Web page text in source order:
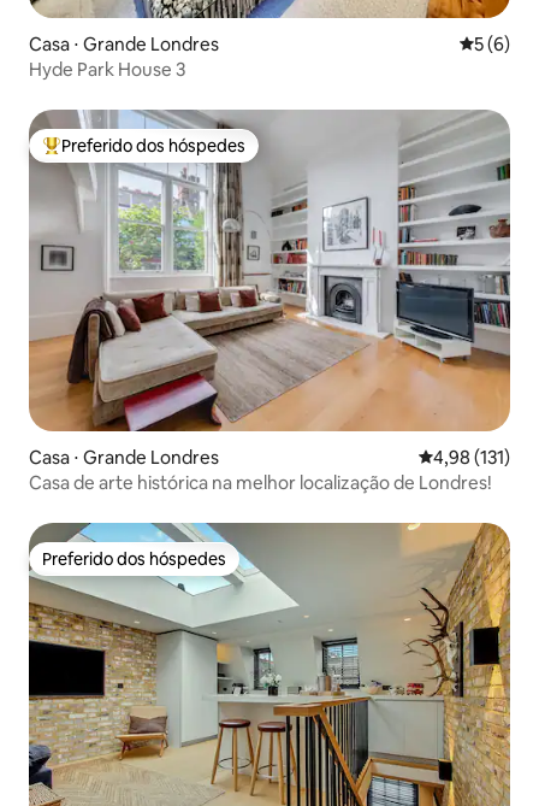
Casa ⋅ Grande Londres 5 de
5 (6)
Hyde Park House 3
Entre os melhores preferidos dos hóspedes
Preferido dos hóspedes
Casa ⋅ Grande Londres 4,98 de uma
4,98 (131)
Casa de arte histórica na melhor localização de Londres!
Preferido dos hóspedes
Preferido dos hóspedes